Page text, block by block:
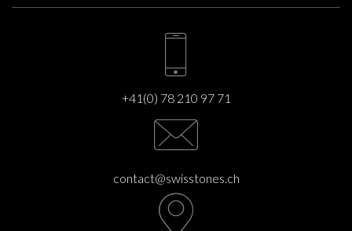
+41(0) 78 210 97 71
contact@swisstones.ch